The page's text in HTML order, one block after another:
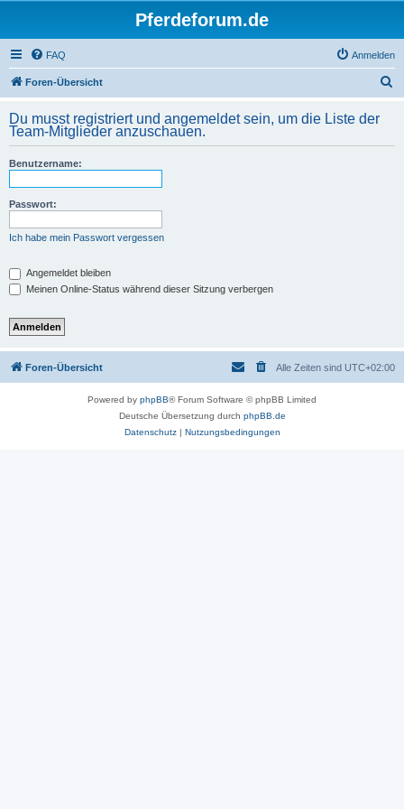
Pferdeforum.de
FAQ Anmelden
Foren-Übersicht
h
Du musst registriert und angemeldet sein, um die Liste der
Team-Mitglieder anzuschauen.
Benutzername:
Passwort:
Ich habe mein Passwort vergessen
Angemeldet bleiben
Meinen Online-Status während dieser Sitzung verbergen
Foren-Übersicht Alle Zeiten sind UTC+02:00
Powered by phpBB® Forum Software © phpBB Limited
Deutsche Übersetzung durch phpBB.de
Datenschutz| Nutzungsbedingungen